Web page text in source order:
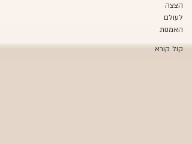
הצצה
לעולם
האמנות
קול קורא